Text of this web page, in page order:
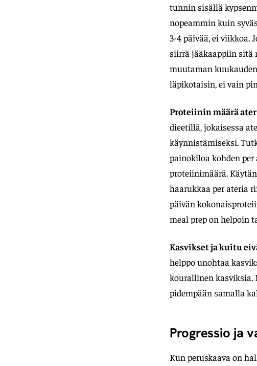
tunnin sisällä
nopeammin kuin
3-4 päivää, ei viikkoa.
siirrä jääkaappiin sitä
muutaman
läpikotaisin, ei vain
Proteiinin määrä
dieetillä, jokaisessa
käynnistämiseksi.
painokiloa kohden per
proteiinimäärä.
haarukkaa per ateria
päivän
meal prep on helpoin
Kasvikset ja kuitu
helppo unohtaa
kourallinen kasviksia.
pidempään samalla
Progressio ja
Kun peruskaava on